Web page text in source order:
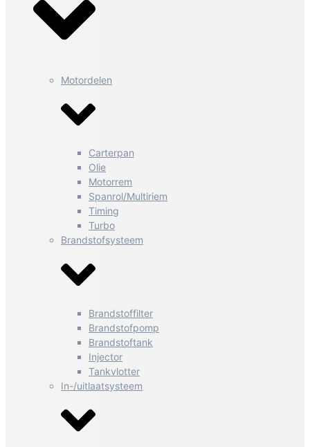
Motordelen
Carterpan
Olie
Motorrem
Spanrol/Multiriem
Timing
Turbo
Brandstofsysteem
Brandstoffilter
Brandstofpomp
Brandstoftank
Injector
Tankvlotter
In-/uitlaatsysteem